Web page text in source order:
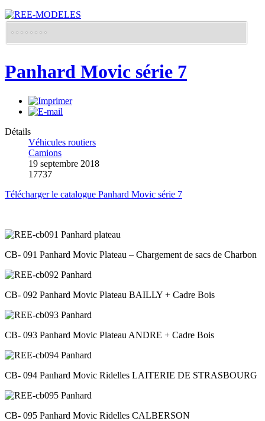
Panhard Movic série 7
Détails
Véhicules routiers
Camions
19 septembre 2018
17737
Télécharger le catalogue Panhard Movic série 7
CB- 091 Panhard Movic Plateau – Chargement de sacs de Charbon
CB- 092 Panhard Movic Plateau BAILLY + Cadre Bois
CB- 093 Panhard Movic Plateau ANDRE + Cadre Bois
CB- 094 Panhard Movic Ridelles LAITERIE DE STRASBOURG
CB- 095 Panhard Movic Ridelles CALBERSON